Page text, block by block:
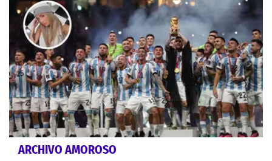
ARCHIVO AMOROSO